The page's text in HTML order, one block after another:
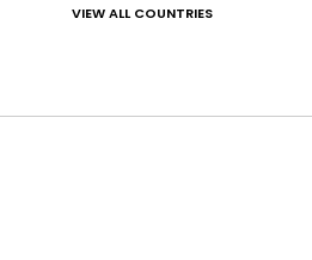
VIEW ALL COUNTRIES